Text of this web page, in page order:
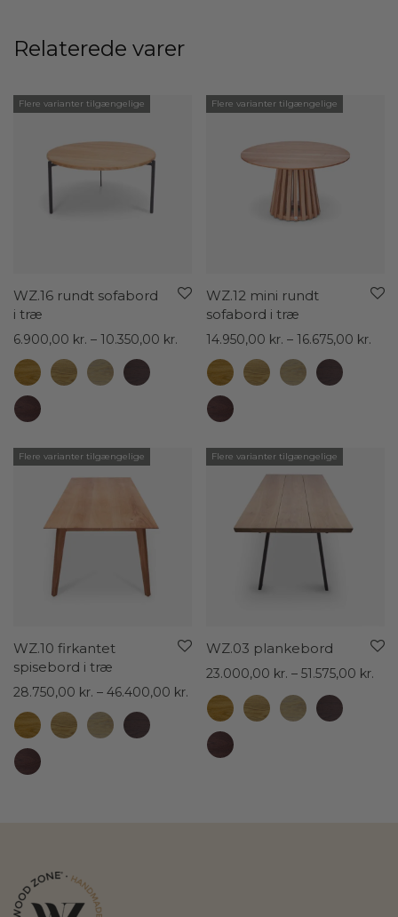
Relaterede varer
Flere varianter tilgængelige
WZ.16 rundt sofabord
i træ
6.900,00 kr. – 10.350,00 kr. Prisinterval:
6.900,00 kr.
10.350,00 kr.
Flere varianter tilgængelige
WZ.12 mini rundt
sofabord i træ
14.950,00 kr. – 16.675,00 kr.
Flere varianter tilgængelige
WZ.10 firkantet
spisebord i træ
28.750,00 kr. – 46.400,00 kr. Prisinterval:
28.750,00 kr.
46.400,00 kr.
Flere varianter tilgængelige
WZ.03 plankebord
23.000,00 kr. – 51.575,00 kr.